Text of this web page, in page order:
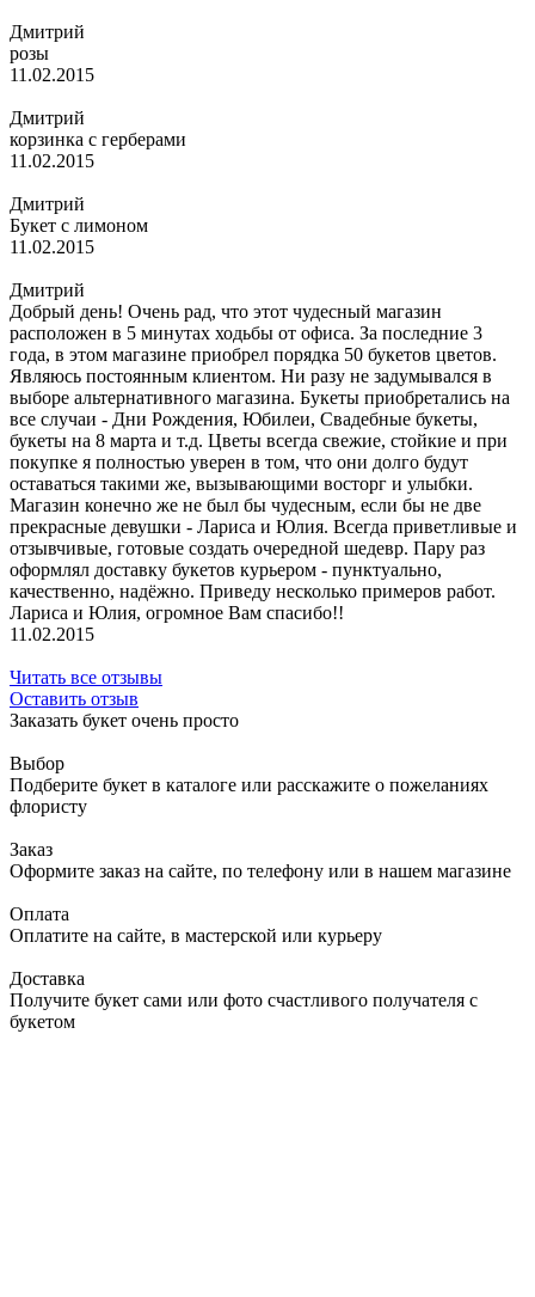
Дмитрий
розы
11.02.2015
Дмитрий
корзинка с герберами
11.02.2015
Дмитрий
Букет с лимоном
11.02.2015
Дмитрий
Добрый день! Очень рад, что этот чудесный магазин
расположен в 5 минутах ходьбы от офиса. За последние 3
года, в этом магазине приобрел порядка 50 букетов цветов.
Являюсь постоянным клиентом. Ни разу не задумывался в
выборе альтернативного магазина. Букеты приобретались на
все случаи - Дни Рождения, Юбилеи, Свадебные букеты,
букеты на 8 марта и т.д. Цветы всегда свежие, стойкие и при
покупке я полностью уверен в том, что они долго будут
оставаться такими же, вызывающими восторг и улыбки.
Магазин конечно же не был бы чудесным, если бы не две
прекрасные девушки - Лариса и Юлия. Всегда приветливые и
отзывчивые, готовые создать очередной шедевр. Пару раз
оформлял доставку букетов курьером - пунктуально,
качественно, надёжно. Приведу несколько примеров работ.
Лариса и Юлия, огромное Вам спасибо!!
11.02.2015
Читать все отзывы
Оставить отзыв
Заказать букет очень просто
Выбор
Подберите букет в каталоге или расскажите о пожеланиях
флористу
Заказ
Оформите заказ на сайте, по телефону или в нашем магазине
Оплата
Оплатите на сайте, в мастерской или курьеру
Доставка
Получите букет сами или фото счастливого получателя с
букетом